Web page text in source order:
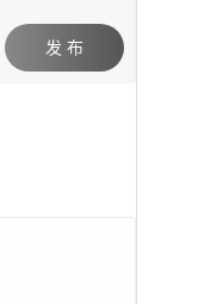
发 布